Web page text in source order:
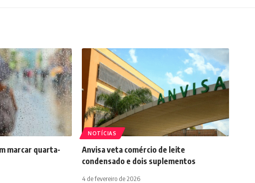
marcar quarta-
NOTÍCIAS
Anvisa veta comércio de leite
condensado e dois suplementos
4 de fevereiro de 2026